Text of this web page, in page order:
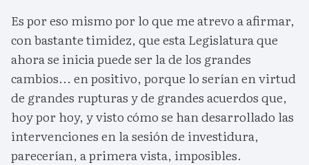
Es por eso mismo por lo que me atrevo a afirmar,
con bastante timidez, que esta Legislatura que
ahora se inicia puede ser la de los grandes
cambios... en positivo, porque lo serían en virtud
de grandes rupturas y de grandes acuerdos que,
hoy por hoy, y visto cómo se han desarrollado las
intervenciones en la sesión de investidura,
parecerían, a primera vista, imposibles.